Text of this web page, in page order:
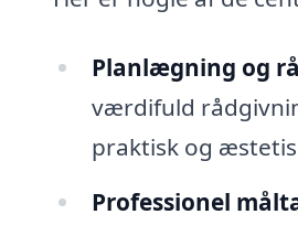
Planlægning og
værdifuld
praktisk og
Professionel